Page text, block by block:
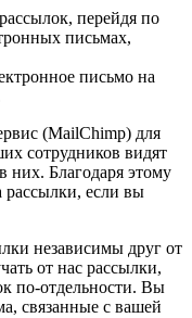
перейдя по
письмах,
письмо на
(MailChimp) для
сотрудников видят
них. Благодаря этому
рассылки, если вы
независимы друг от
от нас рассылки,
по-отдельности. Вы
связанные с вашей